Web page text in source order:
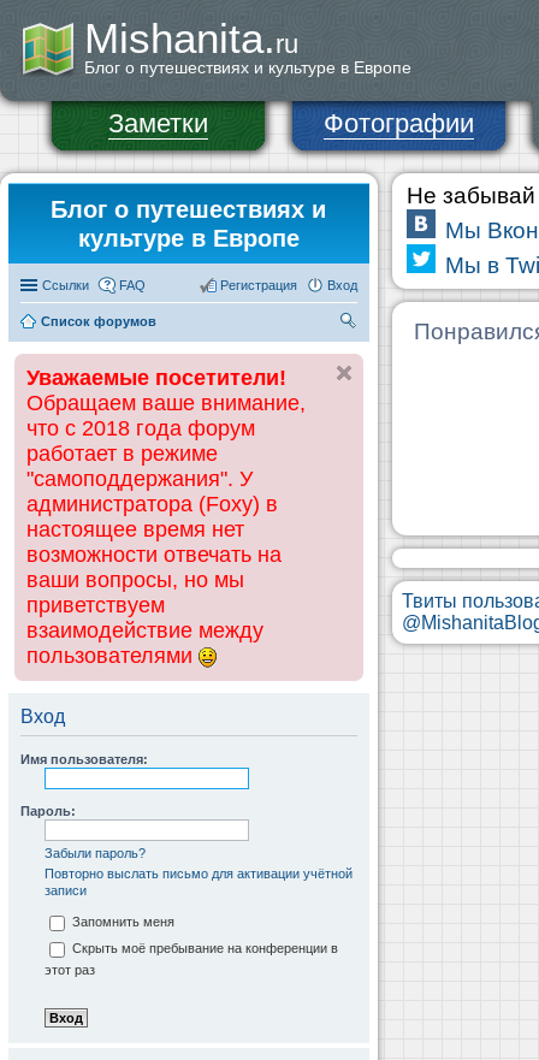
Mishanita.ru
Блог о путешествиях и культуре в Европе
Заметки Фотографии
Блог о путешествиях и
культуре в Европе
Ссылки FAQ Вход
Регистрация
Список форумов
ск
Уважаемые посетители!
Обращаем ваше внимание,
что с 2018 года форум
работает в режиме
"самоподдержания". У
администратора (Foxy) в
настоящее время нет
возможности отвечать на
ваши вопросы, но мы
приветствуем
взаимодействие между
пользователями
Вход
Имя пользователя:
Пароль:
Забыли пароль?
Повторно выслать письмо для активации учётной
записи
Запомнить меня
Скрыть моё пребывание на конференции в
этот раз
Не забывай
Мы
Мы в
Твиты